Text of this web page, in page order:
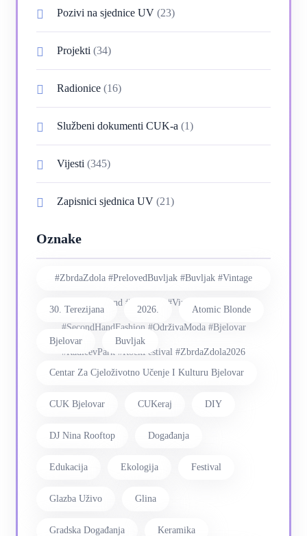
Pozivi na sjednice UV (23)
Projekti (34)
Radionice (16)
Službeni dokumenti CUK-a (1)
Vijesti (345)
Zapisnici sjednica UV (21)
Oznake
#ZbrdaZdola #PrelovedBuvljak #Buvljak #Vintage
#SecondHand #Preloved #VintageShopping
#SecondHandFashion #OdrživaModa #Bjelovar
#RadićevPark #RockFestival #ZbrdaZdola2026
30. Terezijana 2026. Atomic Blonde
Bjelovar Buvljak
Centar Za Cjeloživotno Učenje I Kulturu Bjelovar
CUK Bjelovar CUKeraj DIY
DJ Nina Rooftop Događanja
Edukacija Ekologija Festival
Glazba Uživo Glina
Gradska Događanja Keramika